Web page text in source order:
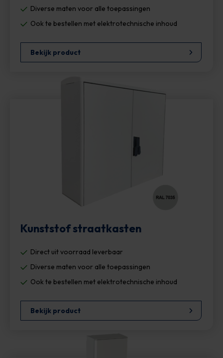
Diverse maten voor alle toepassingen
Ook te bestellen met elektrotechnische inhoud
Bekijk product
Kunststof straatkasten
Direct uit voorraad leverbaar
Diverse maten voor alle toepassingen
Ook te bestellen met elektrotechnische inhoud
Bekijk product